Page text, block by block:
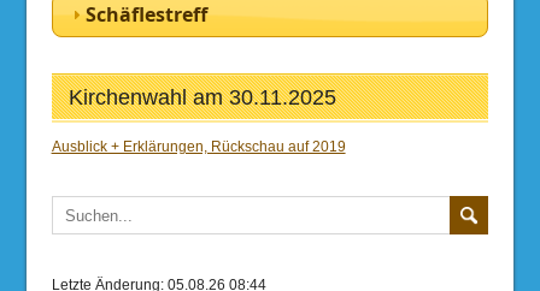
Schäflestreff
Kirchenwahl am 30.11.2025
Ausblick + Erklärungen, Rückschau auf 2019
Letzte Änderung: 05.08.26 08:44